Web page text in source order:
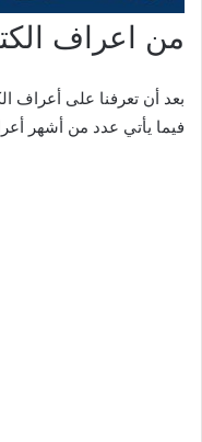
من اعراف
بعد أن تعرفنا على أعراف
فيما يأتي عدد من أشهر